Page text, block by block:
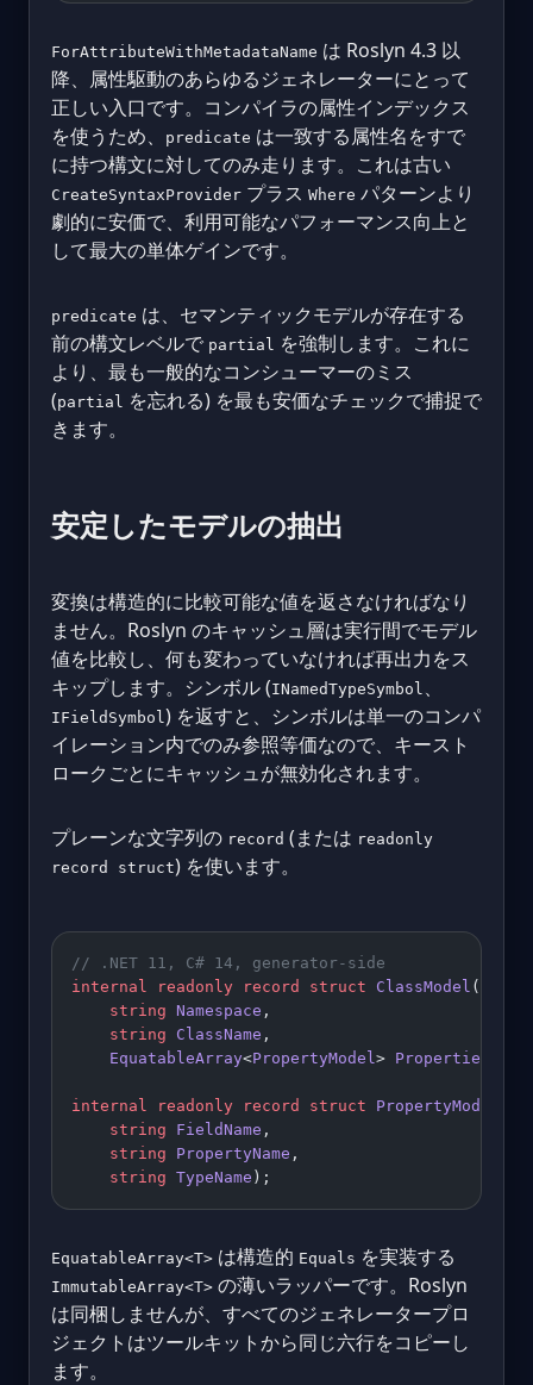
ForAttributeWithMetadataName は Roslyn 4.3 以
降、属性駆動のあらゆるジェネレーターにとって
正しい入口です。コンパイラの属性インデックス
を使うため、
predicate は一致する属性名をすで
に持つ構文に対してのみ走ります。これは古い
CreateSyntaxProvider プラス Where パターンより
劇的に安価で、利用可能なパフォーマンス向上と
して最大の単体ゲインです。
predicate は、セマンティックモデルが存在する
前の構文レベルで partial を強制します。これに
より、最も一般的なコンシューマーのミス
(partial を忘れる) を最も安価なチェックで捕捉で
きます。
安定したモデルの抽出
変換は構造的に比較可能な値を返さなければなり
ません。Roslyn のキャッシュ層は実行間でモデル
値を比較し、何も変わっていなければ再出力をス
キップします。シンボル (INamedTypeSymbol 、
IFieldSymbol ) を返すと、シンボルは単一のコンパ
イレーション内でのみ参照等価なので、キースト
ロークごとにキャッシュが無効化されます。
プレーンな文字列の record (または readonly
record struct) を使います。
// .NET 11, C# 14, generator-side
internal
readonly record struct ClassModel (
    string
Namespace ,
    string
ClassName ,
    EquatableArray
<PropertyModel > Properties
internal readonly record struct PropertyModel
    string
FieldName ,
    string
PropertyName ,
    string
TypeName );
EquatableArray<T> は構造的 Equals を実装する
ImmutableArray<T> の薄いラッパーです。Roslyn
は同梱しませんが、すべてのジェネレータープロ
ジェクトはツールキットから同じ六行をコピーし
ます。